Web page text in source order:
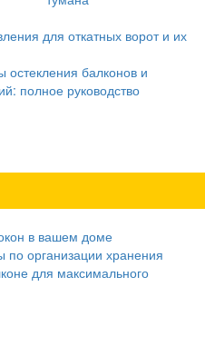
для откатных ворот и их
остекления балконов и
полное руководство
в вашем доме
по организации хранения
для максимального